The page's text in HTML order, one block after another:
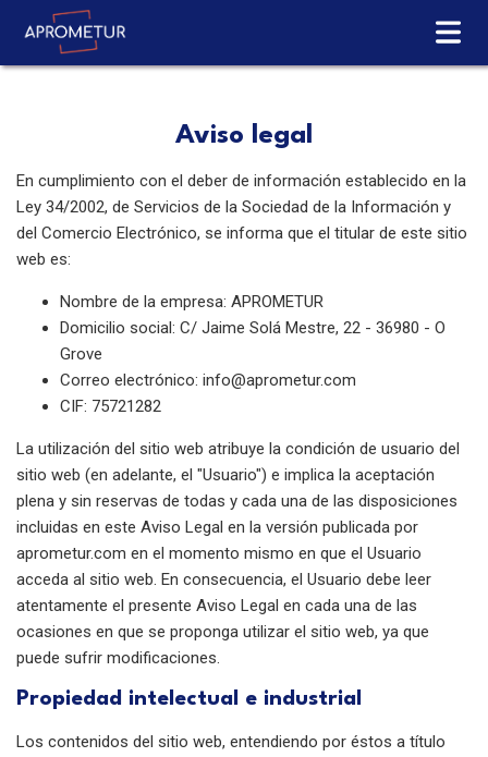
Aviso legal
En cumplimiento con el deber de información establecido en la
Ley 34/2002, de Servicios de la Sociedad de la Información y
del Comercio Electrónico, se informa que el titular de este sitio
web es:
Nombre de la empresa: APROMETUR
Domicilio social: C/ Jaime Solá Mestre, 22 - 36980 - O
Grove
Correo electrónico: info@aprometur.com
CIF: 75721282
La utilización del sitio web atribuye la condición de usuario del
sitio web (en adelante, el "Usuario") e implica la aceptación
plena y sin reservas de todas y cada una de las disposiciones
incluidas en este Aviso Legal en la versión publicada por
aprometur.com en el momento mismo en que el Usuario
acceda al sitio web. En consecuencia, el Usuario debe leer
atentamente el presente Aviso Legal en cada una de las
ocasiones en que se proponga utilizar el sitio web, ya que
puede sufrir modificaciones.
Propiedad intelectual e industrial
Los contenidos del sitio web, entendiendo por éstos a título